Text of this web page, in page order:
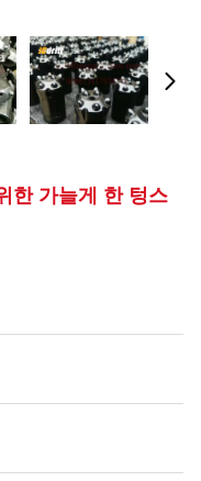
한 가늘게 한 텅스